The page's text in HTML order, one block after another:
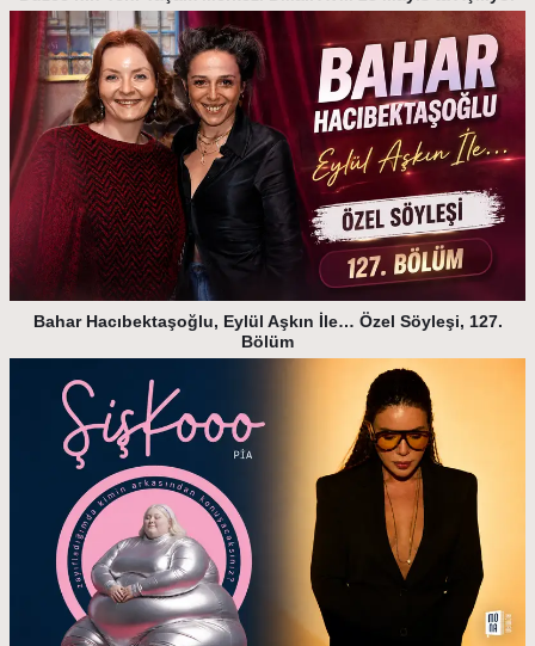
Bahar Hacıbektaşoğlu, Eylül Aşkın İle… Özel Söyleşi, 127.
Bölüm